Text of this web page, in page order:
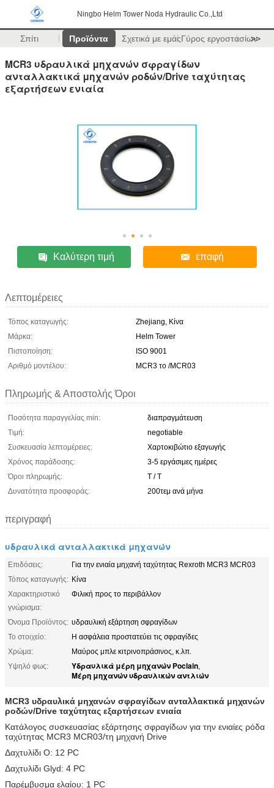
Ningbo Helm Tower Noda Hydraulic Co.,Ltd
Σπίτι Προϊόντα Σχετικά με εμάςΓύρος εργοστασίων
>>
MCR3 υδραυλικά μηχανών σφραγίδων
ανταλλακτικά μηχανών ροδών/Drive ταχύτητας
εξαρτήσεων ενιαία
Καλύτερη τιμή επαφή
Λεπτομέρειες
Τόπος καταγωγής:
Zhejiang, Κίνα
Μάρκα:
Helm Tower
Πιστοποίηση:
ISO 9001
Αριθμό μοντέλου:
MCR3 το /MCR03
Πληρωμής & Αποστολής Όροι
Ποσότητα παραγγελίας min:
διαπραγμάτευση
Τιμή:
negotiable
Συσκευασία λεπτομέρειες:
Χαρτοκιβώτιο εξαγωγής
Χρόνος παράδοσης:
3-5 εργάσιμες ημέρες
Όροι πληρωμής:
T / T
Δυνατότητα προσφοράς:
200τεμ ανά μήνα
περιγραφή
υδραυλικά ανταλλακτικά μηχανών
Επιδόσεις:
Για την ενιαία μηχανή ταχύτητας Rexroth MCR3 MCR03
Τόπος καταγωγής: Κίνα
Χαρακτηριστικό
γνώρισμα:
Φιλική προς το περιβάλλον
Όνομα Προϊόντος: υδραυλική εξάρτηση σφραγίδων
Το στοιχείο:
Η ασφάλεια προστατεύει τις σφραγίδες
Χρώμα:
Μαύρος μπλε κιτρινοπράσινος, κ.λπ.
Υψηλό φως:
Υδραυλικά μέρη μηχανών Poclain,
Μέρη μηχανών υδραυλικών αντλιών
MCR3 υδραυλικά μηχανών σφραγίδων ανταλλακτικά μηχανών
ροδών/Drive ταχύτητας εξαρτήσεων ενιαία
Κατάλογος συσκευασίας εξάρτησης σφραγίδων για την ενιαίες ρόδα
ταχύτητας MCR3 MCR03/τη μηχανή Drive
Δαχτυλίδι Ο: 12 PC
Δαχτυλίδι Glyd: 4 PC
Παρέμβυσμα ελαίου: 1 PC